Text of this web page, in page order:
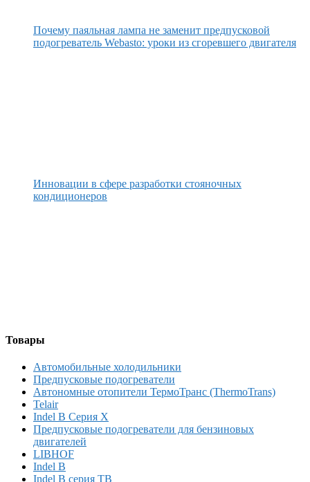
Почему паяльная лампа не заменит предпусковой
подогреватель Webasto: уроки из сгоревшего двигателя
Инновации в сфере разработки стояночных
кондиционеров
Товары
Автомобильные холодильники
Предпусковые подогреватели
Автономные отопители ТермоТранс (ThermoTrans)
Telair
Indel B Серия X
Предпусковые подогреватели для бензиновых
двигателей
LIBHOF
Indel B
Indel B серия TB